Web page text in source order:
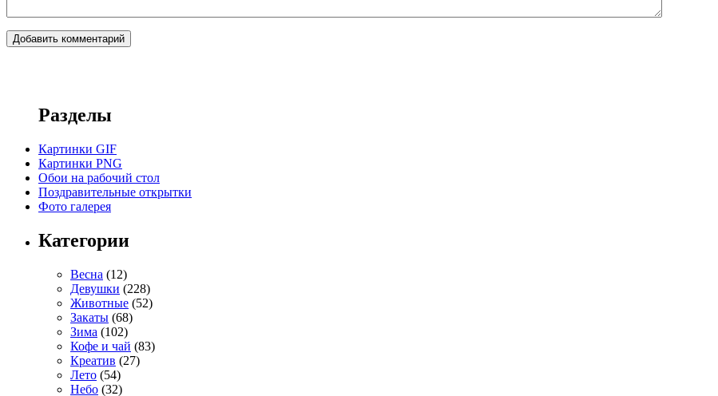
Разделы
Картинки GIF
Картинки PNG
Обои на рабочий стол
Поздравительные открытки
Фото галерея
Категории
Весна (12)
Девушки (228)
Животные (52)
Закаты (68)
Зима (102)
Кофе и чай (83)
Креатив (27)
Лето (54)
Небо (32)